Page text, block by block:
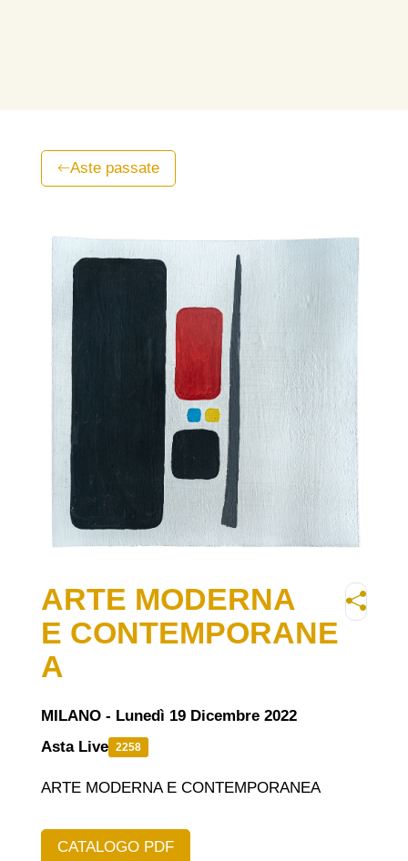
Aste passate
ARTE MODERNA
E CONTEMPORANE
A
MILANO - Lunedì 19 Dicembre 2022
Asta Live 2258
ARTE MODERNA E CONTEMPORANEA
CATALOGO PDF